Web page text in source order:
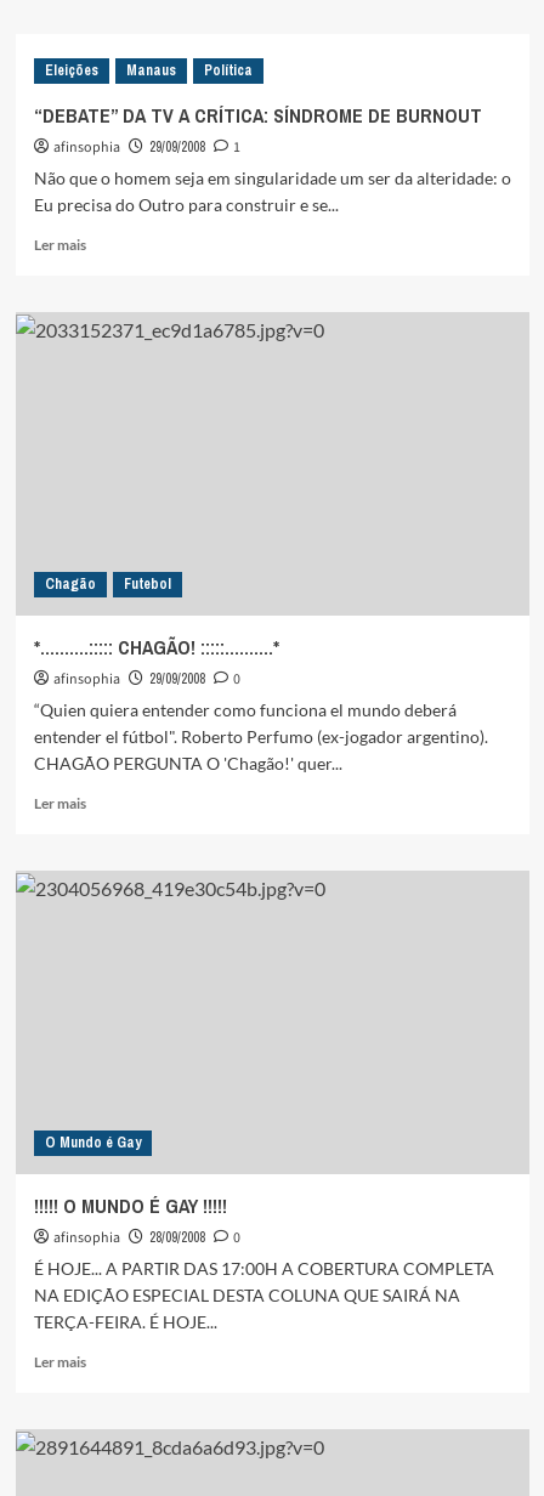
VERTEBRAL
Eleições Manaus Política
“DEBATE” DA TV A CRÍTICA: SÍNDROME DE BURNOUT
afinsophia 29/09/2008
1
Não que o homem seja em singularidade um ser da alteridade: o
Eu precisa do Outro para construir e se...
Ler maisLeia
“DEBATE”
DA
Chagão Futebol
*……….::::: CHAGÃO! :::::……….*
afinsophia 29/09/2008
0
“Quien quiera entender como funciona el mundo deberá
entender el fútbol". Roberto Perfumo (ex-jogador argentino).
CHAGÃO PERGUNTA O 'Chagão!' quer...
Ler maisLeia
*……….:::::
CHAGÃO!
O Mundo é Gay
!!!!! O MUNDO É GAY !!!!!
afinsophia 28/09/2008
0
É HOJE... A PARTIR DAS 17:00H A COBERTURA COMPLETA
NA EDIÇÃO ESPECIAL DESTA COLUNA QUE SAIRÁ NA
TERÇA-FEIRA. É HOJE...
Ler maisLeia
!!!!!
O